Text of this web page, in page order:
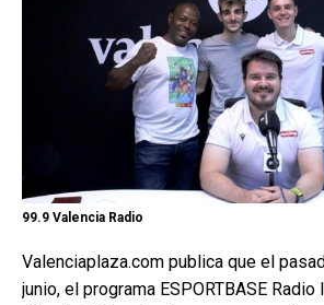
99.9 Valencia Radio
Valenciaplaza.com publica que el
junio, el programa ESPORTBASE